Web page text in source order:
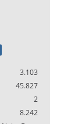
3.103
45.827
2
8.242